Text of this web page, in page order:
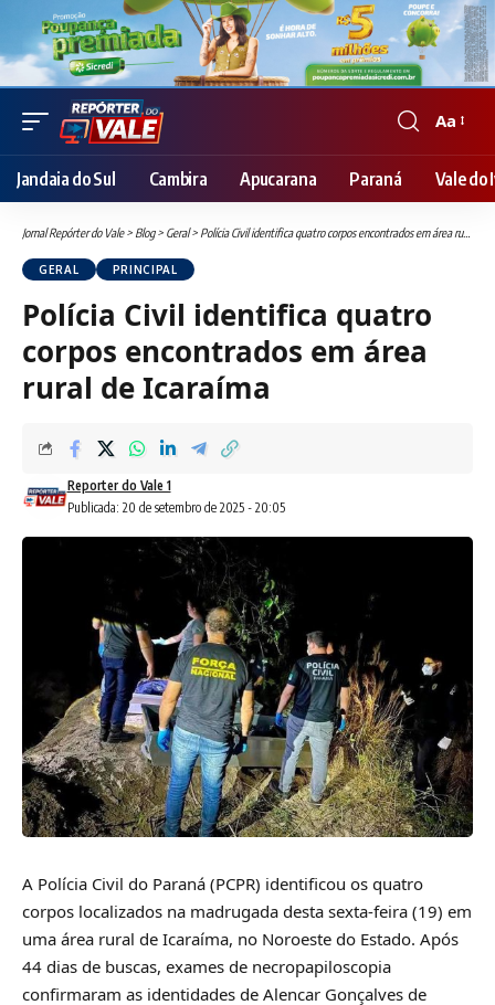
Font
Resizer
Aa
Jandaia do Sul Cambira Apucarana Paraná Vale do
Jornal Repórter do Vale> Blog> Geral> Polícia Civil identifica quatro corpos encontrados em área rural de Icaraíma
GERAL PRINCIPAL
Polícia Civil identifica quatro
corpos encontrados em área
rural de Icaraíma
Publicada: 20 de setembro de 2025 - 20:05
Reporter do Vale 1
A Polícia Civil do Paraná (PCPR) identificou os quatro
corpos localizados na madrugada desta sexta-feira (19) em
uma área rural de Icaraíma, no Noroeste do Estado. Após
44 dias de buscas, exames de necropapiloscopia
confirmaram as identidades de Alencar Gonçalves de